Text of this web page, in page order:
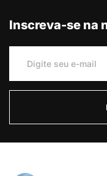
Inscreva-se na